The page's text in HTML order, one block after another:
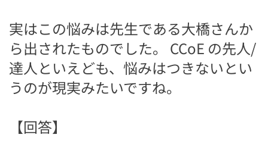
実はこの悩みは先生である大橋さんか
ら出されたものでした。 CCoE の先人/
達人といえども、悩みはつきないとい
うのが現実みたいですね。
【回答】